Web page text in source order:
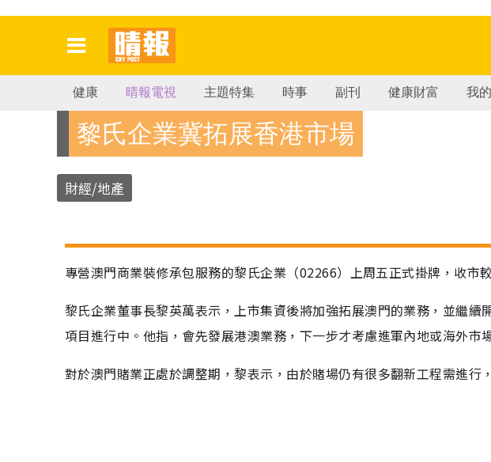
健康 晴報電視 主題特集 時事 副刊 健康財富 我
黎氏企業冀拓展香港市場
財經/地產
專營澳門商業裝修承包服務的黎氏企業（02266）上周五正式掛牌，收市
黎氏企業董事長黎英萬表示，上市集資後將加強拓展澳門的業務，並繼續
項目進行中。他指，會先發展港澳業務，下一步才考慮進軍內地或海外市
對於澳門賭業正處於調整期，黎表示，由於賭場仍有很多翻新工程需進行